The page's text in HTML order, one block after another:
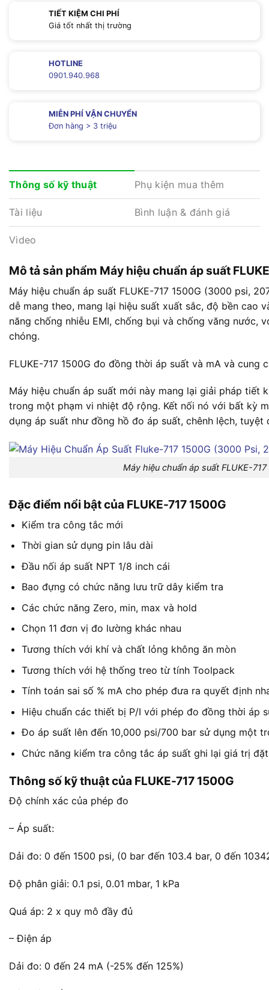
TIẾT KIỆM CHI PHÍ
Giá tốt nhất thị trường
HOTLINE
0901.940.968
MIỄN PHÍ VẬN CHUYỂN
Đơn hàng > 3 triệu
Thông số kỹ thuật Phụ kiện mua thêm
Tài liệu Bình luận & đánh giá
Video
Mô tả sản phẩm Máy hiệu chuẩn áp suất
Máy hiệu chuẩn áp suất FLUKE-717 1500G (3000 psi,
dễ mang theo, mang lại hiệu suất xuất sắc, độ bền cao
năng chống nhiễu EMI, chống bụi và chống văng nước,
chóng.
FLUKE-717 1500G đo đồng thời áp suất và mA và
Máy hiệu chuẩn áp suất mới này mang lại giải pháp tiết
trong một phạm vi nhiệt độ rộng. Kết nối nó với bất kỳ
dụng áp suất như đồng hồ đo áp suất, chênh lệch,
Máy hiệu chuẩn áp suất FLUKE-
Đặc điểm nổi bật của FLUKE-717 1500G
Kiểm tra công tắc mới
Thời gian sử dụng pin lâu dài
Đầu nối áp suất NPT 1/8 inch cái
Bao đựng có chức năng lưu trữ dây kiểm tra
Các chức năng Zero, min, max và hold
Chọn 11 đơn vị đo lường khác nhau
Tương thích với khí và chất lỏng không ăn mòn
Tương thích với hệ thống treo từ tính Toolpack
Tính toán sai số % mA cho phép đưa ra quyết định
Hiệu chuẩn các thiết bị P/I với phép đo đồng thời áp
Đo áp suất lên đến 10,000 psi/700 bar sử dụng một
Chức năng kiểm tra công tắc áp suất ghi lại giá trị
Thông số kỹ thuật của FLUKE-717 1500G
Độ chính xác của phép đo
– Áp suất:
Dải đo: 0 đến 1500 psi, (0 bar đến 103.4 bar, 0 đến
Độ phân giải: 0.1 psi, 0.01 mbar, 1 kPa
Quá áp: 2 x quy mô đầy đủ
– Điện áp
Dải đo: 0 đến 24 mA (-25% đến 125%)